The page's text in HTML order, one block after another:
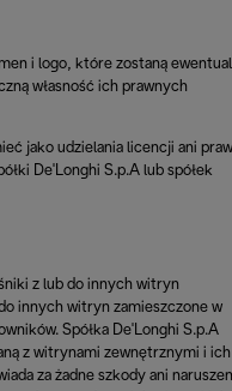
i logo, które zostaną
własność ich prawnych
jako udzielania licencji ani
De'Longhi S.p.A lub spółek
z lub do innych witryn
innych witryn zamieszczone w
Spółka De'Longhi S.p.A
z witrynami zewnętrznymi i ich
za żadne szkody ani